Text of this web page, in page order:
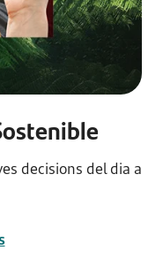
decisions del dia a